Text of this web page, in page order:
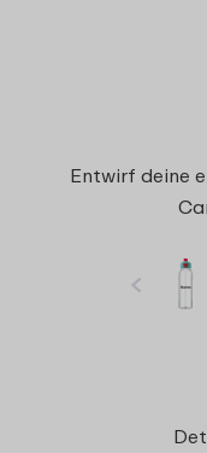
Entwirf deine